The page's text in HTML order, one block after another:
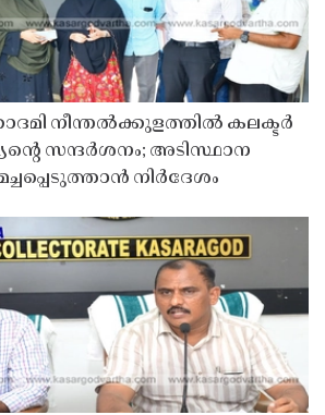
നീന്തൽക്കുളത്തിൽ കലക്ടർ
സന്ദർശനം; അടിസ്ഥാന
നിർദേശം